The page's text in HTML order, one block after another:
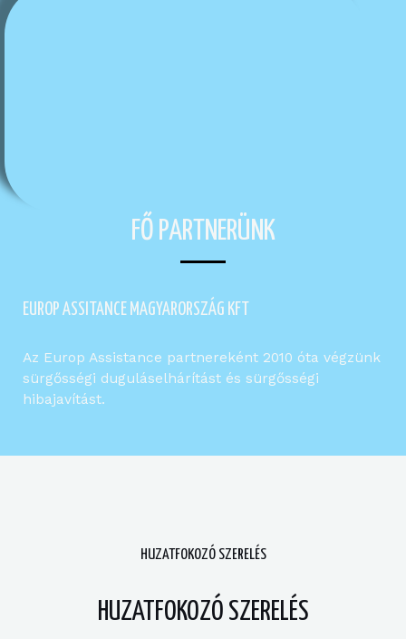
FŐ PARTNERÜNK
EUROP ASSITANCE MAGYARORSZÁG KFT
Az Europ Assistance partnereként 2010 óta végzünk
sürgősségi duguláselhárítást és sürgősségi
hibajavítást.
HUZATFOKOZÓ SZERELÉS
HUZATFOKOZÓ SZERELÉS